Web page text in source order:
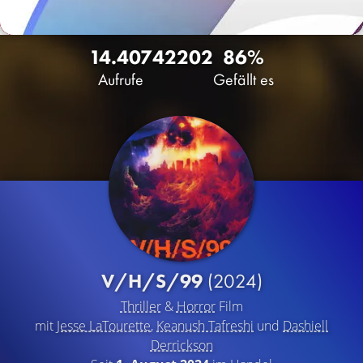
14.407
Aufrufe
42202 86%
Gefällt es
V/H/S/99(2024)
Thriller& HorrorFilm
mit Jesse LaTourette, Keanush Tafreshi und Dashiell
Derrickson